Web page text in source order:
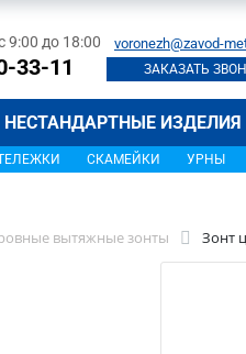
9:00 до 18:00
33-11
voronezh@zavod-
ЗАКАЗАТЬ
НЕСТАНДАРТНЫЕ ИЗДЕЛИЯ
СКАМЕЙКИ УРНЫ
вытяжные зонты Зонт